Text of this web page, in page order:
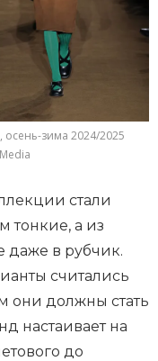
осень-зима 2024/2025
стали
тонкие, а из
даже в рубчик.
считались
они должны стать
настаивает на
до